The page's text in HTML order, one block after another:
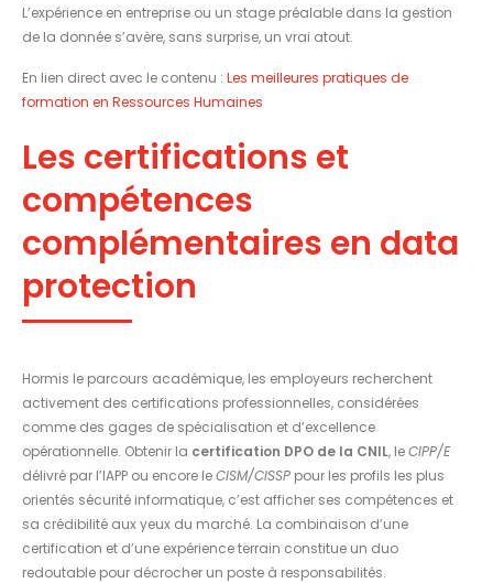
L’expérience en entreprise ou un stage préalable dans la gestion
de la donnée s’avère, sans surprise, un vrai atout.
En lien direct avec le contenu : Les meilleures pratiques de
formation en Ressources Humaines
Les certifications et
compétences
complémentaires en data
protection
Hormis le parcours académique, les employeurs recherchent
activement des certifications professionnelles, considérées
comme des gages de spécialisation et d’excellence
opérationnelle. Obtenir la certification DPO de la CNIL, leCIPP/E
délivré par l’IAPP ou encore leCISM/CISSP pour les profils les plus
orientés sécurité informatique, c’est afficher ses compétences et
sa crédibilité aux yeux du marché. La combinaison d’une
certification et d’une expérience terrain constitue un duo
redoutable pour décrocher un poste à responsabilités.